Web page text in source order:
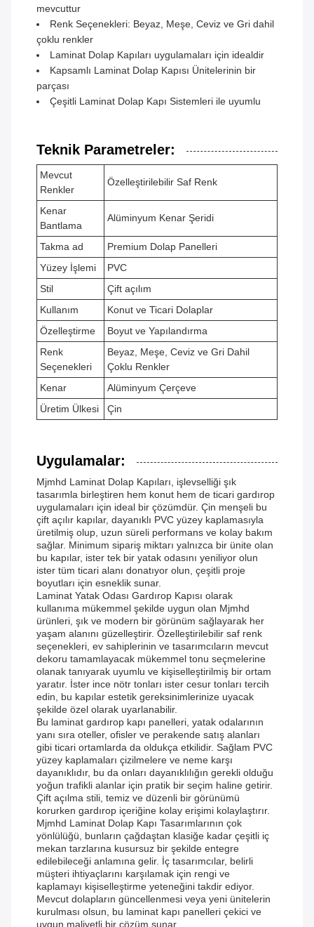
mevcuttur
Renk Seçenekleri: Beyaz, Meşe, Ceviz ve Gri dahil
çoklu renkler
Laminat Dolap Kapıları uygulamaları için idealdir
Kapsamlı Laminat Dolap Kapısı Ünitelerinin bir
parçası
Çeşitli Laminat Dolap Kapı Sistemleri ile uyumlu
Teknik Parametreler:
Mevcut
Renkler
Özelleştirilebilir Saf Renk
Kenar
Bantlama
Alüminyum Kenar Şeridi
Takma ad
Premium Dolap Panelleri
Yüzey İşlemi
PVC
Stil
Çift açılım
Kullanım
Konut ve Ticari Dolaplar
Özelleştirme
Boyut ve Yapılandırma
Renk
Seçenekleri
Beyaz, Meşe, Ceviz ve Gri Dahil
Çoklu Renkler
Kenar
Alüminyum Çerçeve
Üretim Ülkesi
Çin
Uygulamalar:
Mjmhd Laminat Dolap Kapıları, işlevselliği şık
tasarımla birleştiren hem konut hem de ticari gardırop
uygulamaları için ideal bir çözümdür. Çin menşeli bu
çift açılır kapılar, dayanıklı PVC yüzey kaplamasıyla
üretilmiş olup, uzun süreli performans ve kolay bakım
sağlar. Minimum sipariş miktarı yalnızca bir ünite olan
bu kapılar, ister tek bir yatak odasını yeniliyor olun
ister tüm ticari alanı donatıyor olun, çeşitli proje
boyutları için esneklik sunar.
Laminat Yatak Odası Gardırop Kapısı olarak
kullanıma mükemmel şekilde uygun olan Mjmhd
ürünleri, şık ve modern bir görünüm sağlayarak her
yaşam alanını güzelleştirir. Özelleştirilebilir saf renk
seçenekleri, ev sahiplerinin ve tasarımcıların mevcut
dekoru tamamlayacak mükemmel tonu seçmelerine
olanak tanıyarak uyumlu ve kişiselleştirilmiş bir ortam
yaratır. İster ince nötr tonları ister cesur tonları tercih
edin, bu kapılar estetik gereksinimlerinize uyacak
şekilde özel olarak uyarlanabilir.
Bu laminat gardırop kapı panelleri, yatak odalarının
yanı sıra oteller, ofisler ve perakende satış alanları
gibi ticari ortamlarda da oldukça etkilidir. Sağlam PVC
yüzey kaplamaları çizilmelere ve neme karşı
dayanıklıdır, bu da onları dayanıklılığın gerekli olduğu
yoğun trafikli alanlar için pratik bir seçim haline getirir.
Çift açılma stili, temiz ve düzenli bir görünümü
korurken gardırop içeriğine kolay erişimi kolaylaştırır.
Mjmhd Laminat Dolap Kapı Tasarımlarının çok
yönlülüğü, bunların çağdaştan klasiğe kadar çeşitli iç
mekan tarzlarına kusursuz bir şekilde entegre
edilebileceği anlamına gelir. İç tasarımcılar, belirli
müşteri ihtiyaçlarını karşılamak için rengi ve
kaplamayı kişiselleştirme yeteneğini takdir ediyor.
Mevcut dolapların güncellenmesi veya yeni ünitelerin
kurulması olsun, bu laminat kapı panelleri çekici ve
uygun maliyetli bir çözüm sunar.